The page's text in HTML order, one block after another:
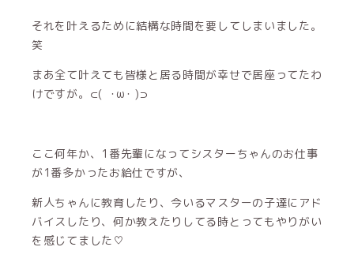
それを叶えるために結構な時間を要してしまいました。
笑
まあ全て叶えても皆様と居る時間が幸せで居座ってたわ
けですが。⊂( ･ω･ )⊃
ここ何年か、1番先輩になってシスターちゃんのお仕事
が1番多かったお給仕ですが、
新人ちゃんに教育したり、今いるマスターの子達にアド
バイスしたり、何か教えたりしてる時とってもやりがい
を感じてました♡